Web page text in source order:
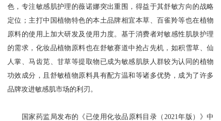
色，专注敏感肌护理的薇诺娜突出重围，得益于其舒敏方向的战略
定位；主打中国植物特色的本土品牌相宜本草、百雀羚等也在植物
原料的使用上加大研发及使用力度。基于消费者对敏感性肌肤护理
的需求，化妆品植物原料也在舒敏赛道中抢占先机，如积雪草、仙
人掌、马齿苋、甘草等提取物已成为敏感肌肤人群较为认同的植物
功效成分，且舒敏植物原料具有配方温和等诸多优势，成为了许多
品牌攻进敏感肌市场的利刃。
国家药监局发布的《已使用化妆品原料目录（2021年版）》中